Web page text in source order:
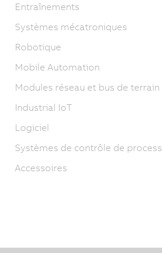
Entraînements
Systèmes mécatroniques
Robotique
Mobile Automation
Modules réseau et bus de terrain
Industrial IoT
Logiciel
Systèmes de contrôle de process
Accessoires